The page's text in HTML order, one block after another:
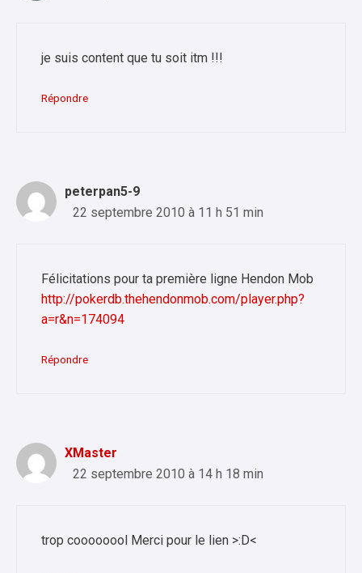
je suis content que tu soit itm !!!
Répondre
peterpan5-9
22 septembre 2010 à 11 h 51 min
Félicitations pour ta première ligne Hendon Mob
http://pokerdb.thehendonmob.com/player.php?
a=r&n=174094
Répondre
XMaster
22 septembre 2010 à 14 h 18 min
trop coooooool Merci pour le lien >:D<